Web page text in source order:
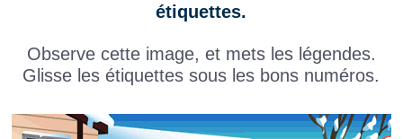
étiquettes.
Observe cette image, et mets les légendes.
Glisse les étiquettes sous les bons numéros.